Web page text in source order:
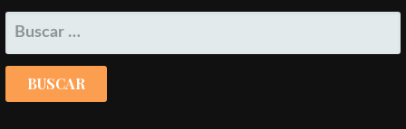
ENTRADAS
BUSCAR: